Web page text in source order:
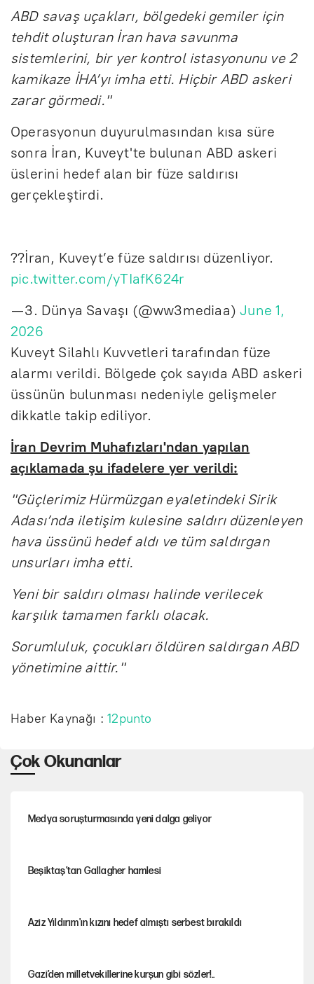
ABD savaş uçakları, bölgedeki gemiler için
tehdit oluşturan İran hava savunma
sistemlerini, bir yer kontrol istasyonunu ve 2
kamikaze İHA’yı imha etti. Hiçbir ABD askeri
zarar görmedi."
Operasyonun duyurulmasından kısa süre
sonra İran, Kuveyt'te bulunan ABD askeri
üslerini hedef alan bir füze saldırısı
gerçekleştirdi.
??İran, Kuveyt’e füze saldırısı düzenliyor.
pic.twitter.com/yTIafK624r
— 3. Dünya Savaşı (@ww3mediaa)June 1,
2026
Kuveyt Silahlı Kuvvetleri tarafından füze
alarmı verildi. Bölgede çok sayıda ABD askeri
üssünün bulunması nedeniyle gelişmeler
dikkatle takip ediliyor.
İran Devrim Muhafızları'ndan yapılan
açıklamada şu ifadelere yer verildi:
"Güçlerimiz Hürmüzgan eyaletindeki Sirik
Adası’nda iletişim kulesine saldırı düzenleyen
hava üssünü hedef aldı ve tüm saldırgan
unsurları imha etti.
Yeni bir saldırı olması halinde verilecek
karşılık tamamen farklı olacak.
Sorumluluk, çocukları öldüren saldırgan ABD
yönetimine aittir."
Haber Kaynağı :12punto
Çok Okunanlar
Medya soruşturmasında yeni dalga geliyor
Beşiktaş’tan Gallagher hamlesi
Aziz Yıldırım'ın kızını hedef almıştı serbest bırakıldı
Gazi’den milletvekillerine kurşun gibi sözler!..